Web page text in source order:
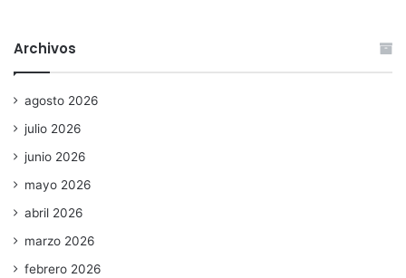
Archivos
agosto 2026
julio 2026
junio 2026
mayo 2026
abril 2026
marzo 2026
febrero 2026